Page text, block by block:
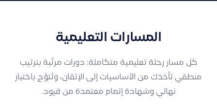
المسارات التعليمية
كل مسار رحلة تعليمية متكاملة: دورات مرتّبة بترتيب
منطقي تأخذك من الأساسيات إلى الإتقان، وتُتوَّج باختبار
نهائي وشهادة إتمام معتمدة من قيود.